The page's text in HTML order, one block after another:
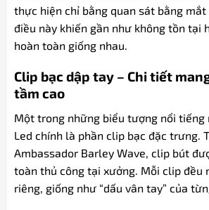
thực hiện chỉ bằng quan sát bằng mắt
điều này khiến gần như không tồn tại
hoàn toàn giống nhau.
Clip bạc dập tay – Chi tiết
tầm cao
Một trong những biểu tượng nổi tiếng
Led chính là phần clip bạc đặc trưng.
Ambassador Barley Wave, clip bút
toàn thủ công tại xưởng. Mỗi clip đều
riêng, giống như “dấu vân tay” của